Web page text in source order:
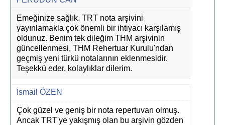
Emeğinize sağlık. TRT nota arşivini
yayınlamakla çok önemli bir ihtiyacı karşılamış
oldunuz. Benim tek dileğim THM arşivinin
güncellenmesi, THM Rehertuar Kurulu'ndan
geçmiş yeni türkü notalarının eklenmesidir.
Teşekkü eder, kolaylıklar dilerim.
İsmail ÖZEN
Çok güzel ve geniş bir nota repertuvarı olmuş.
Ancak TRT'ye yakışmış olan bu arşivin gözden